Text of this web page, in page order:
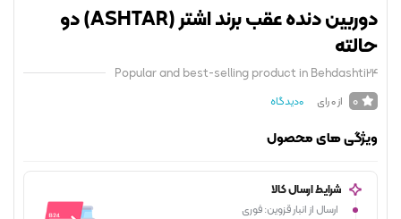
دوربین دنده عقب برند اشتر (ASHTAR) دو
Popular and best-selling product in
از 0 رای 0دیدگاه
های محصول
شرایط ارسال کالا
ارسال از انبار قزوین: فوری